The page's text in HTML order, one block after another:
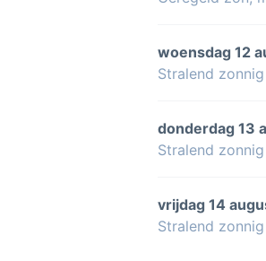
woensdag 12
Stralend
donderdag 13
Stralend
vrijdag 14
Stralend